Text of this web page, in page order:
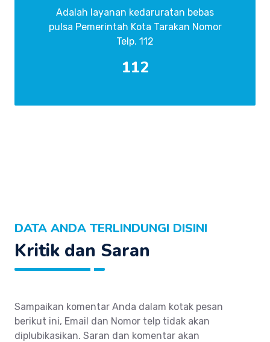
Adalah layanan kedaruratan bebas
pulsa Pemerintah Kota Tarakan Nomor
Telp. 112
112
DATA ANDA TERLINDUNGI DISINI
Kritik dan Saran
Sampaikan komentar Anda dalam kotak pesan
berikut ini, Email dan Nomor telp tidak akan
diplubikasikan. Saran dan komentar akan